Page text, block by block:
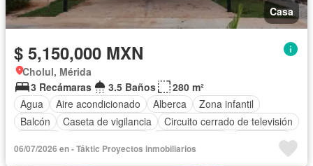
Casa
$ 5,150,000 MXN
Cholul, Mérida
3 Recámaras
3.5 Baños
280 m²
Agua
Aire acondicionado Alberca
Zona infantil
Balcón
Caseta de vigilancia
Circuito cerrado de televisión
Electricidad
Estacionamiento
Gas natural Gimnasio
06/07/2026 en - Táktic Proyectos inmobiliarios